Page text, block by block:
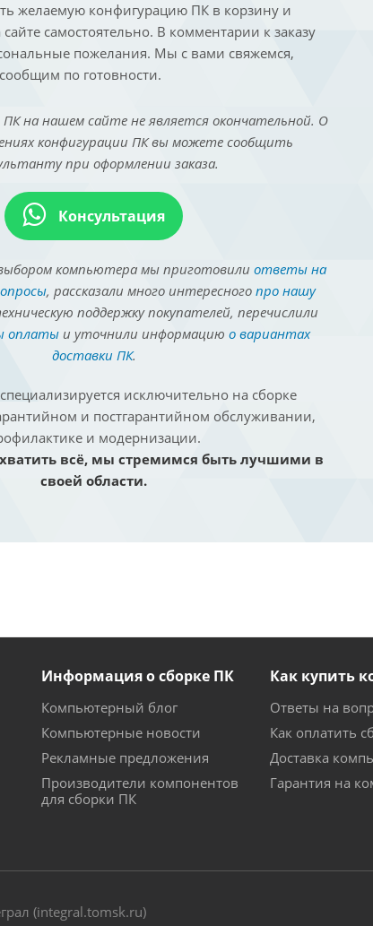
желаемую конфигурацию ПК в корзину и
самостоятельно. В комментарии к заказу
пожелания. Мы с вами свяжемся,
по готовности.
на нашем сайте не является окончательной. О
конфигурации ПК вы можете сообщить
при оформлении заказа.
Консультация
компьютера мы приготовили ответы на
, рассказали много интересного про нашу
поддержку покупателей, перечислили
оплатыи уточнили информацию о вариантах
доставки ПК.
исключительно на сборке
и постгарантийном обслуживании,
и модернизации.
всё, мы стремимся быть лучшими в
своей области.
Информация о сборке ПК
Компьютерный блог
Компьютерные новости
Рекламные предложения
Производители компонентов
для сборки ПК
Как купить
Ответы на
Как оплатить
Доставка
Гарантия на
(integral.tomsk.ru)